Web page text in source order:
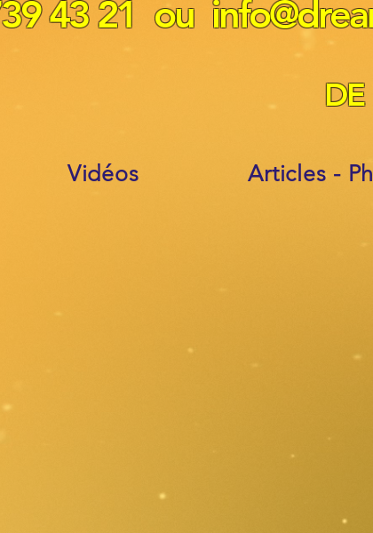
43 21 ou
Vidéos Articles -